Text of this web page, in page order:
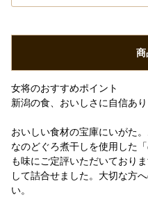
商
女将のおすすめポイント
新潟の食、おいしさに自信あり
おいしい食材の宝庫にいがた
なのどぐろ煮干しを使用した
も味にご定評いただいており
して詰合せました。大切な方
い。